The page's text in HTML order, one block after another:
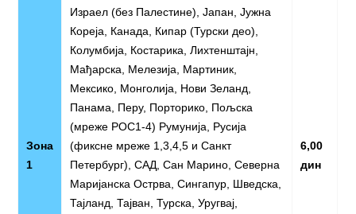
Зона
1
Израел (без Палестине), Јапан, Јужна
Кореја, Канада, Кипар (Турски део),
Колумбија, Костарика, Лихтенштајн,
Мађарска, Мелезија, Мартиник,
Мексико, Монголија, Нови Зеланд,
Панама, Перу, Порторико, Пољска
(мреже РОС1-4) Румунија, Русија
(фиксне мреже 1,3,4,5 и Санкт
Петербург), САД, Сан Марино, Северна
Маријанска Острва, Сингапур, Шведска,
Тајланд, Тајван, Турска, Уругвај,
6,00
дин